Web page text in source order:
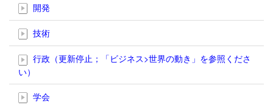
開発
技術
行政（更新停止；「ビジネス>世界の動き」を参照くださ
い）
学会